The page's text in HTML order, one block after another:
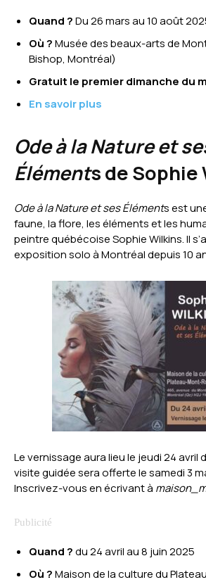
Quand ?Du 26 mars au 10 août
Où ?Musée des beaux-arts de
Bishop, Montréal)
Gratuit le premier dimanche du
En savoir plus
Ode à la Nature et
Éléments de Sophie
Ode à la Nature et ses Éléments est
faune, la flore, les éléments et les
peintre québécoise Sophie Wilkins. Il
exposition solo à Montréal depuis 10
Le vernissage aura lieu le jeudi 24 avril
visite guidée sera offerte le samedi 3
Inscrivez-vous en écrivant à
Quand ?du 24 avril au 8 juin 2025
Où ?Maison de la culture du